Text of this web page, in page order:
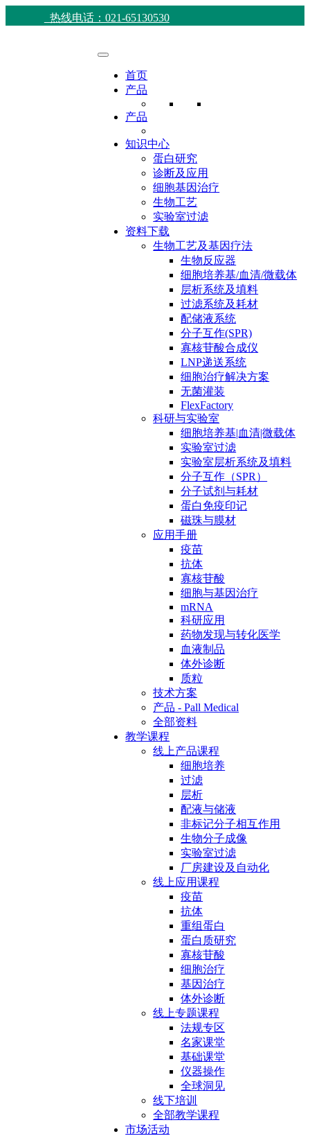
热线电话：021-65130530
首页
产品
产品
知识中心
蛋白研究
诊断及应用
细胞基因治疗
生物工艺
实验室过滤
资料下载
生物工艺及基因疗法
生物反应器
细胞培养基/血清/微载体
层析系统及填料
过滤系统及耗材
配储液系统
分子互作(SPR)
寡核苷酸合成仪
LNP递送系统
细胞治疗解决方案
无菌灌装
FlexFactory
科研与实验室
细胞培养基|血清|微载体
实验室过滤
实验室层析系统及填料
分子互作（SPR）
分子试剂与耗材
蛋白免疫印记
磁珠与膜材
应用手册
疫苗
抗体
寡核苷酸
细胞与基因治疗
mRNA
科研应用
药物发现与转化医学
血液制品
体外诊断
质粒
技术方案
产品 - Pall Medical
全部资料
教学课程
线上产品课程
细胞培养
过滤
层析
配液与储液
非标记分子相互作用
生物分子成像
实验室过滤
厂房建设及自动化
线上应用课程
疫苗
抗体
重组蛋白
蛋白质研究
寡核苷酸
细胞治疗
基因治疗
体外诊断
线上专题课程
法规专区
名家课堂
基础课堂
仪器操作
全球洞见
线下培训
全部教学课程
市场活动